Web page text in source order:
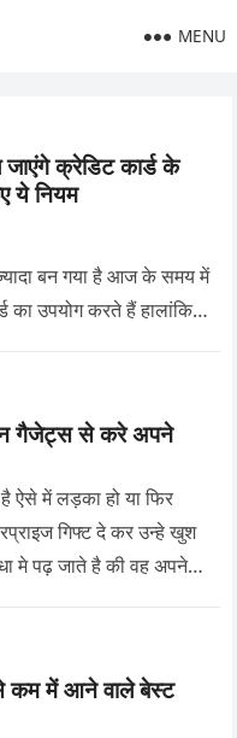
MENU
क्रेडिट कार्ड के
ये नियम
बन गया है आज के समय में
का उपयोग करते हैं हालांकि…
गैजेट्स से करे अपने
ऐसे में लड़का हो या फिर
गिफ्ट दे कर उन्हे खुश
मे पढ़ जाते है की वह अपने
कम में आने वाले बेस्ट